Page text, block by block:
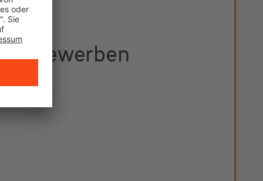
bewerben